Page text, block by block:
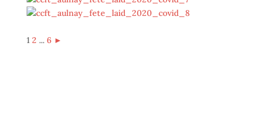
1 2 ... 6 ►